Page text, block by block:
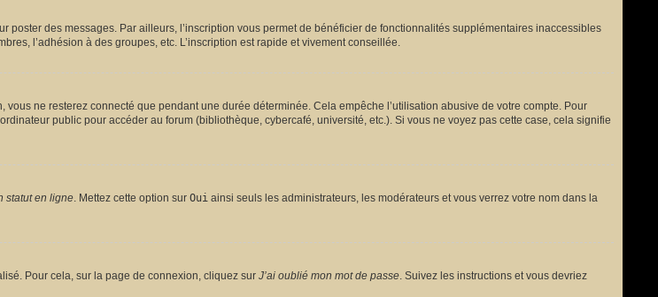
des messages. Par ailleurs, l’inscription vous permet de bénéficier de fonctionnalités supplémentaires inaccessibles
l’adhésion à des groupes, etc. L’inscription est rapide et vivement conseillée.
vous ne resterez connecté que pendant une durée déterminée. Cela empêche l’utilisation abusive de votre compte. Pour
public pour accéder au forum (bibliothèque, cybercafé, université, etc.). Si vous ne voyez pas cette case, cela signifie
statut en ligne. Mettez cette option sur Oui ainsi seuls les administrateurs, les modérateurs et vous verrez votre nom dans la
Pour cela, sur la page de connexion, cliquez sur J’ai oublié mon mot de passe. Suivez les instructions et vous devriez